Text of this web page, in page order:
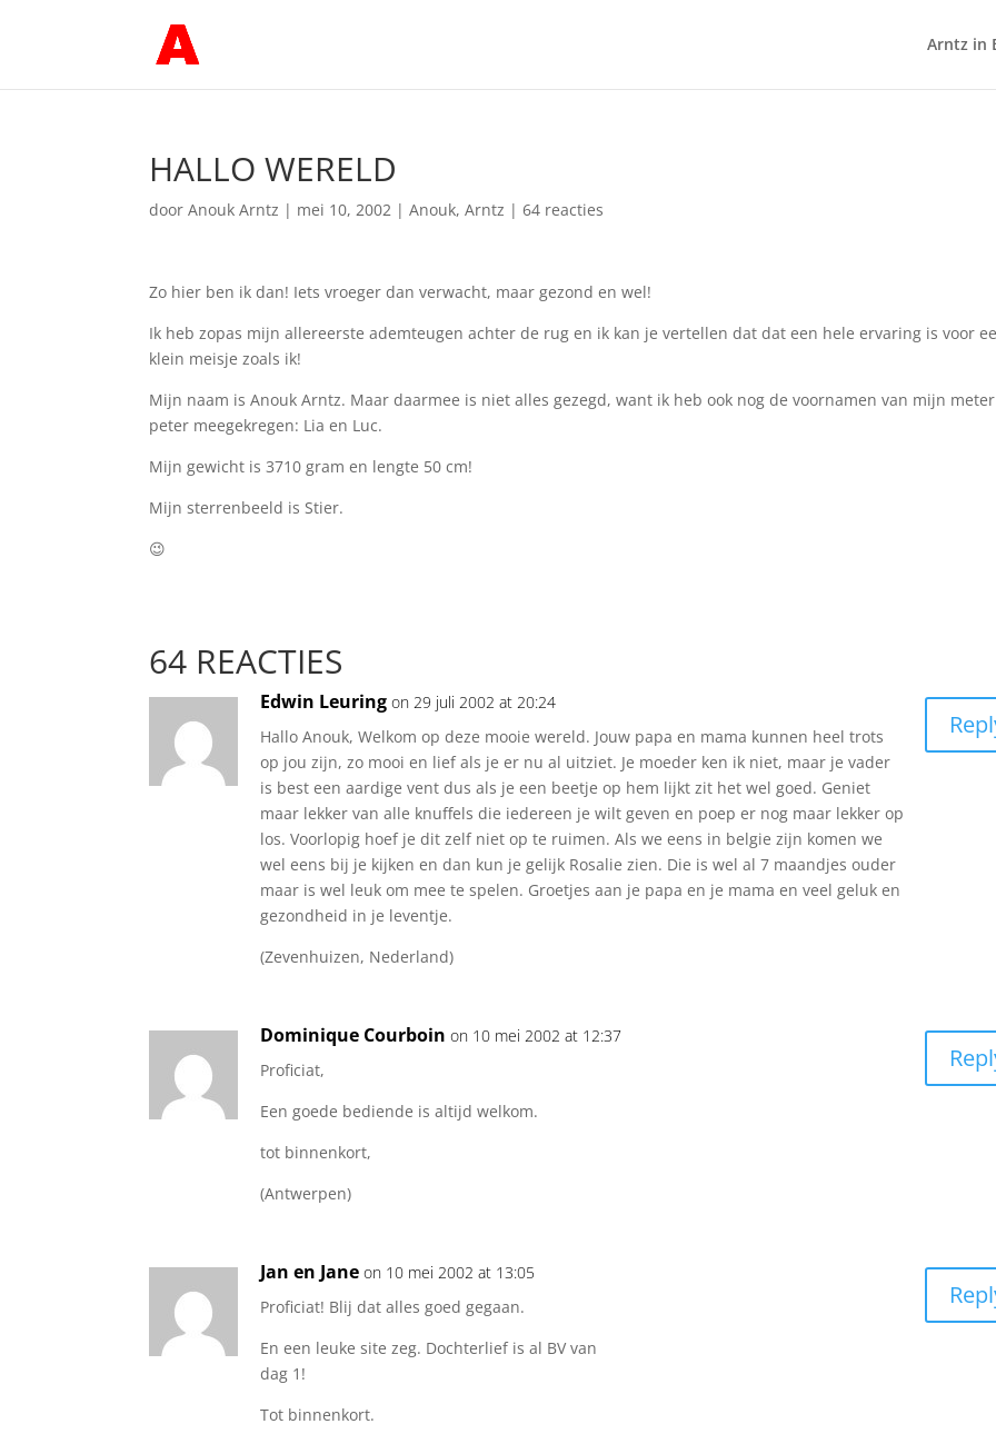
Arntz in
HALLO WERELD
doorAnouk Arntz | mei 10, 2002 |Anouk,Arntz |64 reacties
Zo hier ben ik dan! Iets vroeger dan verwacht, maar gezond en wel!
Ik heb zopas mijn allereerste ademteugen achter de rug en ik kan je vertellen dat dat een hele ervaring is voor
klein meisje zoals ik!
Mijn naam is Anouk Arntz. Maar daarmee is niet alles gezegd, want ik heb ook nog de voornamen van mijn
peter meegekregen: Lia en Luc.
Mijn gewicht is 3710 gram en lengte 50 cm!
Mijn sterrenbeeld is Stier.
😉
64 REACTIES
Edwin Leuring on 29 juli 2002 at 20:24
Hallo Anouk, Welkom op deze mooie wereld. Jouw papa en mama kunnen heel trots
op jou zijn, zo mooi en lief als je er nu al uitziet. Je moeder ken ik niet, maar je vader
is best een aardige vent dus als je een beetje op hem lijkt zit het wel goed. Geniet
maar lekker van alle knuffels die iedereen je wilt geven en poep er nog maar lekker op
los. Voorlopig hoef je dit zelf niet op te ruimen. Als we eens in belgie zijn komen we
wel eens bij je kijken en dan kun je gelijk Rosalie zien. Die is wel al 7 maandjes ouder
maar is wel leuk om mee te spelen. Groetjes aan je papa en je mama en veel geluk en
gezondheid in je leventje.
(Zevenhuizen, Nederland)
Dominique Courboin on 10 mei 2002 at 12:37
Proficiat,
Een goede bediende is altijd welkom.
tot binnenkort,
(Antwerpen)
Jan en Jane on 10 mei 2002 at 13:05
Proficiat! Blij dat alles goed gegaan.
En een leuke site zeg. Dochterlief is al BV van
dag 1!
Tot binnenkort.